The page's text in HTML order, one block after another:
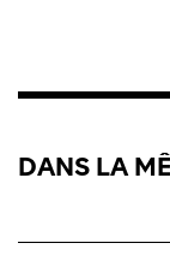
DANS LA